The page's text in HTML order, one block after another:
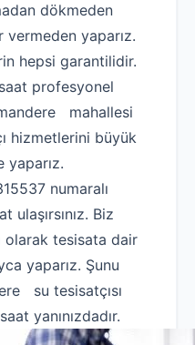
dökmeden
yaparız.
hepsi garantilidir.
profesyonel
mahallesi
hizmetlerini büyük
yaparız.
numaralı
ulaşırsınız. Biz
tesisata dair
yaparız. Şunu
su tesisatçısı
yanınızdadır.